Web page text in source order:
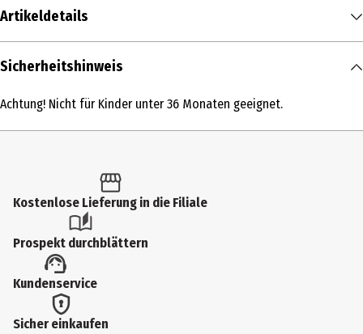
Artikeldetails
Inhalt
Produkttyp
6 Jahre
Artikelnummer des Herstellers
91824
Besonderheiten
Achtung: diesen Artikel gibt es in verschiedenen Ausführungen. Sie
erhalten nur 1 Artikel (zufällige Auswahl im Lager). Eine Vorauswahl
Sicherheitshinweis
Achtung! Nicht für Kinder unter 36 Monaten geeignet.
Kostenlose Lieferung in die Filiale
Prospekt durchblättern
Kundenservice
Sicher einkaufen